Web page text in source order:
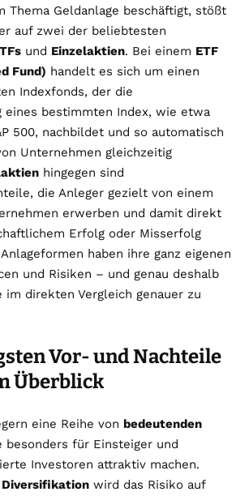
Thema Geldanlage beschäftigt, stößt
auf zwei der beliebtesten
und Einzelaktien. Bei einem ETF
Fund) handelt es sich um einen
Indexfonds, der die
eines bestimmten Index, wie etwa
500, nachbildet und so automatisch
Unternehmen gleichzeitig
hingegen sind
die Anleger gezielt von einem
erwerben und damit direkt
Erfolg oder Misserfolg
haben ihre ganz eigenen
und Risiken – und genau deshalb
im direkten Vergleich genauer zu
Vor- und Nachteile
Überblick
eine Reihe von bedeutenden
besonders für Einsteiger und
Investoren attraktiv machen.
Diversifikation wird das Risiko auf